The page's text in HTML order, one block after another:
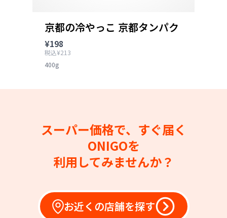
京都の冷やっこ 京都タンパク
¥198
税込¥213
400g
スーパー価格で、すぐ届く
ONIGOを
利用してみませんか？
お近くの店舗を探す